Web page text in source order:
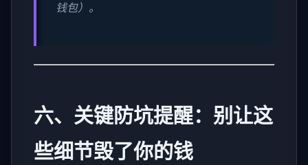
钱包）。
六、关键防坑提醒：别让这
些细节毁了你的钱